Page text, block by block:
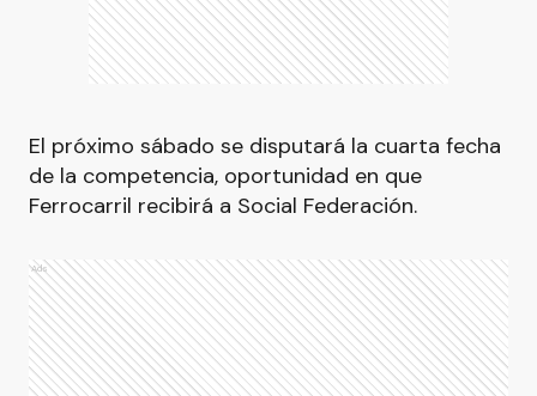
El próximo sábado se disputará la cuarta fecha
de la competencia, oportunidad en que
Ferrocarril recibirá a Social Federación.
Ads